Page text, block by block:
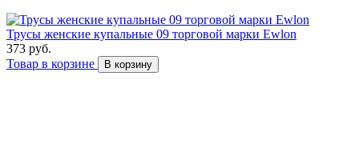
Трусы женские купальные 09 торговой марки Ewlon
373 руб.
Товар в корзине
В корзину